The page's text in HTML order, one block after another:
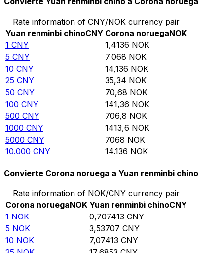
Rate information of CNY/NOK currency pair
Yuan renminbi chinoCNY Corona noruegaNOK
1 CNY 1,4136 NOK
5 CNY 7,068 NOK
10 CNY 14,136 NOK
25 CNY 35,34 NOK
50 CNY 70,68 NOK
100 CNY 141,36 NOK
500 CNY 706,8 NOK
1000 CNY 1413,6 NOK
5000 CNY 7068 NOK
10.000 CNY 14.136 NOK
Convierte Corona noruega a Yuan renminbi chino
Rate information of NOK/CNY currency pair
Corona noruegaNOK Yuan renminbi chinoCNY
1 NOK 0,707413 CNY
5 NOK 3,53707 CNY
10 NOK 7,07413 CNY